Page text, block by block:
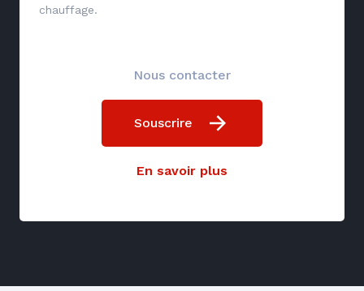
chauffage.
Nous contacter
Souscrire
En savoir plus